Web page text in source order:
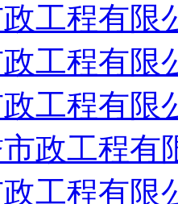
工程有限
工程有限
工程有限
政工程有
工程有限